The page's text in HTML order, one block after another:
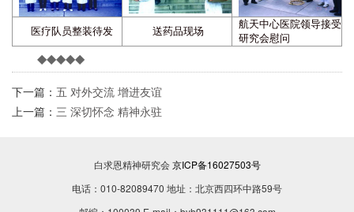
医疗队员整装待发 送药品现场
航天中心医院领导接受
研究会慰问
◆◆◆◆◆
下一篇： 五 对外交流 增进友谊
上一篇： 三 深切怀念 精神永驻
白求恩精神研究会京ICP备16027503号
电话：010-82089470 地址：北京西四环中路59号